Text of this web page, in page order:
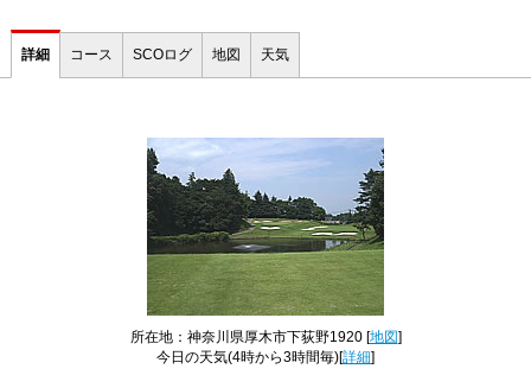
詳細 コース SCOログ 地図 天気
所在地：神奈川県厚木市下荻野1920 [地図]
今日の天気(4時から3時間毎)[詳細]